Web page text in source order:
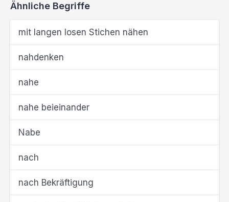
Ähnliche Begriffe
mit langen losen Stichen nähen
nahdenken
nahe
nahe beieinander
Nabe
nach
nach Bekräftigung